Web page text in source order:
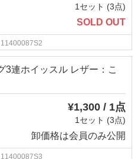
1セット (3点)
SOLD OUT
3連ホイッスル レザー：こ
¥1,300 / 1点
1セット (3点)
卸価格は会員のみ公開